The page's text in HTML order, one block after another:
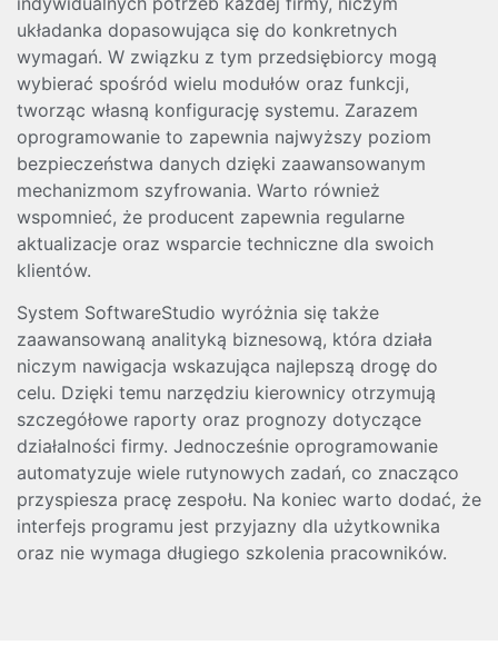
układanka dopasowująca się do konkretnych
wymagań. W związku z tym przedsiębiorcy mogą
wybierać spośród wielu modułów oraz funkcji,
tworząc własną konfigurację systemu. Zarazem
oprogramowanie to zapewnia najwyższy poziom
bezpieczeństwa danych dzięki zaawansowanym
mechanizmom szyfrowania. Warto również
wspomnieć, że producent zapewnia regularne
aktualizacje oraz wsparcie techniczne dla swoich
klientów.
System SoftwareStudio wyróżnia się także
zaawansowaną analityką biznesową, która działa
niczym nawigacja wskazująca najlepszą drogę do
celu. Dzięki temu narzędziu kierownicy otrzymują
szczegółowe raporty oraz prognozy dotyczące
działalności firmy. Jednocześnie oprogramowanie
automatyzuje wiele rutynowych zadań, co znacząco
przyspiesza pracę zespołu. Na koniec warto dodać, że
interfejs programu jest przyjazny dla użytkownika
oraz nie wymaga długiego szkolenia pracowników.